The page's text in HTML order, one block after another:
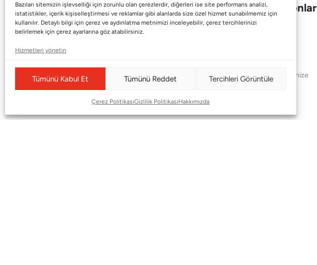
Bazıları sitemizin işlevselliği için zorunlu olan çerezlerdir, diğerleri ise site performans analizi,
istatistikler, içerik kişiselleştirmesi ve reklamlar gibi alanlarda size özel hizmet sunabilmemiz için
kullanılır. Detaylı bilgi için çerez ve aydınlatma metnimizi inceleyebilir, çerez tercihlerinizi
belirlemek için çerez ayarlarına göz atabilirsiniz.
Hizmetleri yönetin
Tümünü Kabul Et Tümünü Reddet Tercihleri Görüntüle
Çerez PolitikasıGizlilik PolitikasıHakkımızda
Kurumsal
Shop
Blog
Markalar
Haworth
Baccarat
Koleksiyonlar
Babalar Günü
Saraylardan Evinize